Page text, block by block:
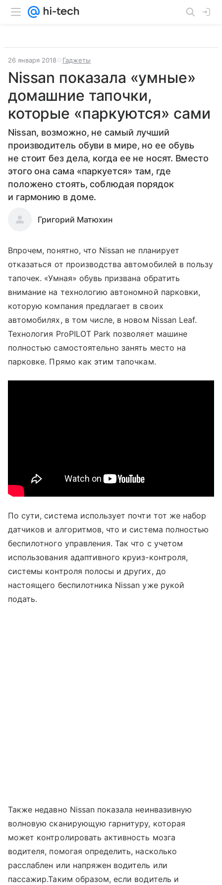
26 января 2018 Гаджеты
Nissan показала «умные»
домашние тапочки,
которые «паркуются» сами
Nissan, возможно, не самый лучший
производитель обуви в мире, но ее обувь
не стоит без дела, когда ее не носят. Вместо
этого она сама «паркуется» там, где
положено стоять, соблюдая порядок
и гармонию в доме.
Григорий Матюхин
Впрочем, понятно, что Nissan не планирует
отказаться от производства автомобилей в пользу
тапочек. «Умная» обувь призвана обратить
внимание на технологию автономной парковки,
которую компания предлагает в своих
автомобилях, в том числе, в новом Nissan Leaf.
Технология ProPILOT Park позволяет машине
полностью самостоятельно занять место на
парковке. Прямо как этим тапочкам.
По сути, система использует почти тот же набор
датчиков и алгоритмов, что и система полностью
беспилотного управления. Так что с учетом
использования адаптивного круиз-контроля,
системы контроля полосы и других, до
настоящего беспилотника Nissan уже рукой
подать.
Также недавно Nissan показала неинвазивную
волновую сканирующую гарнитуру, которая
может контролировать активность мозга
водителя, помогая определить, насколько
расслаблен или напряжен водитель или
пассажир.Таким образом, если водитель и